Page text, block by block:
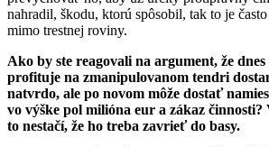
nahradil, škodu, ktorú spôsobil, tak to je
mimo trestnej roviny.
Ako by ste reagovali na argument, že
profituje na zmanipulovanom tendri
natvrdo, ale po novom môže dostať
vo výške pol milióna eur a zákaz
to nestačí, že ho treba zavrieť do basy.